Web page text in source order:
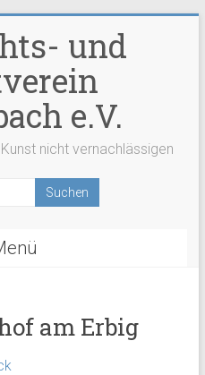
und
e.V.
nicht vernachlässigen
am Erbig